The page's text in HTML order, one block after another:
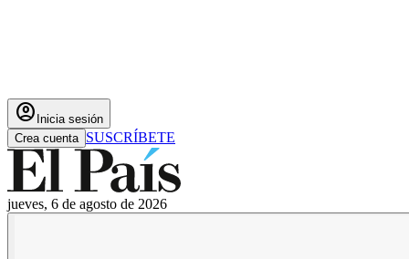
account_circle Inicia sesión
Crea cuenta SUSCRÍBETE
jueves, 6 de agosto de 2026